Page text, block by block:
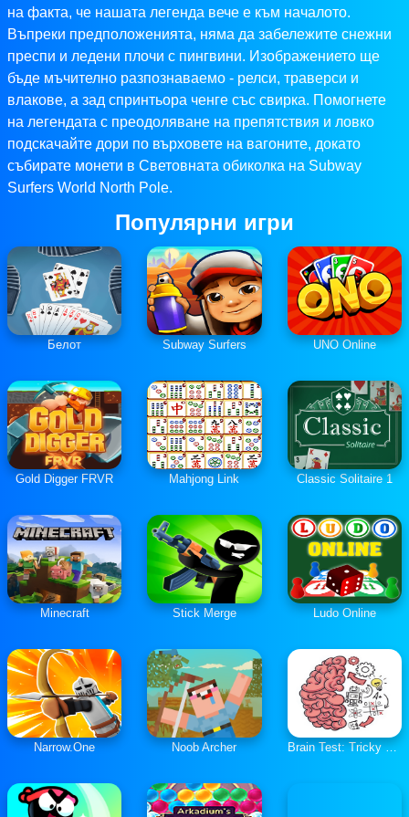
на факта, че нашата легенда вече е към началото.
Въпреки предположенията, няма да забележите снежни
преспи и ледени плочи с пингвини. Изображението ще
бъде мъчително разпознаваемо - релси, траверси и
влакове, а зад спринтьора ченге със свирка. Помогнете
на легендата с преодоляване на препятствия и ловко
подскачайте дори по върховете на вагоните, докато
събирате монети в Световната обиколка на Subway
Surfers World North Pole.
Популярни игри
Белот Subway Surfers UNO Online
Gold Digger FRVR Mahjong Link Classic Solitaire 1
Minecraft Stick Merge Ludo Online
Narrow.One Noob Archer Brain Test: Tricky Puzzles